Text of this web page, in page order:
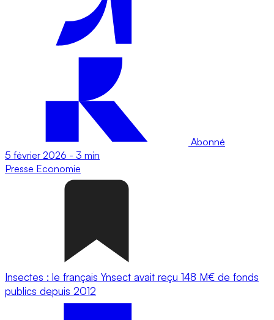
Abonné
5 février 2026 - 3 min
Presse Economie
Insectes : le français Ynsect avait reçu 148 M€ de fonds
publics depuis 2012